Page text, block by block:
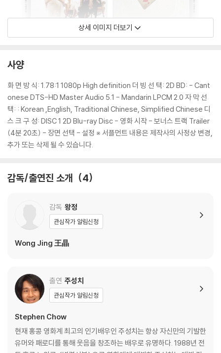
상세 이미지 더보기
사양
화 면 방 식: 1.78:1 1080p High definition 더 빙 선 택: 2D BD: - Cant
onese DTS-HD Master Audio 5.1 - Mandarin LPCM 2.0 자 막 선
택: : Korean ,English, Traditional Chinese, Simplified Chinese 디
스 크 구 성: DISC 1 2D Blu-ray Disc - 영화 시작 - 보너스 트랙 Trailer
(4분 20초) - 장면 선택 - 설정 ※ 서플먼트 내용은 제작사의 사정상 변경,
추가 또는 삭제 될 수 있습니다.
감독/출연진 소개 4
감독 왕정
관심작가 알림신청
Wong Jing 王晶
출연 주성치
관심작가 알림신청
Stephen Chow
현재 홍콩 영화계 최고의 인기배우인 주성치는 항상 자신만의 기발한
유머와 패로디를 통해 웃음을 창조하는 배우로 유명하다. 1988년 전